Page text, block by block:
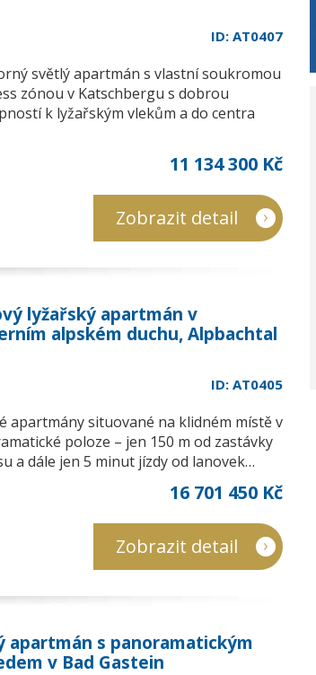
ID: AT0407
světlý apartmán s vlastní soukromou
zónou v Katschbergu s dobrou
k lyžařským vlekům a do centra
11 134 300 Kč
Zobrazit detail
lyžařský apartmán v
alpském duchu, Alpbachtal
ID: AT0405
apartmány situované na klidném místě v
poloze – jen 150 m od zastávky
a dále jen 5 minut jízdy od lanovek…
16 701 450 Kč
Zobrazit detail
apartmán s panoramatickým
v Bad Gastein